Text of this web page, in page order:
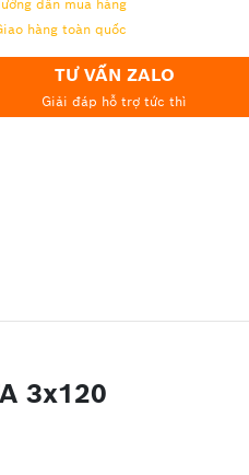
dẫn mua hàng
hàng toàn quốc
TƯ VẤN ZALO
Giải đáp hỗ trợ tức thì
3x120